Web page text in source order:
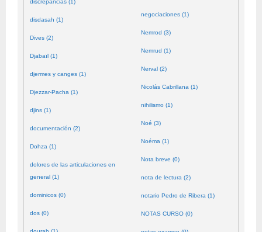
discrepancias (1)
disdasah (1)
Dives (2)
Djabaïl (1)
djermes y canges (1)
Djezzar-Pacha (1)
djins (1)
documentación (2)
Dohza (1)
dolores de las articulaciones en
general (1)
dominicos (0)
dos (0)
negociaciones (1)
Nemrod (3)
Nemrud (1)
Nerval (2)
Nicolás Cabrillana (1)
nihilismo (1)
Noé (3)
Noéma (1)
Nota breve (0)
nota de lectura (2)
notario Pedro de Ribera (1)
NOTAS CURSO (0)